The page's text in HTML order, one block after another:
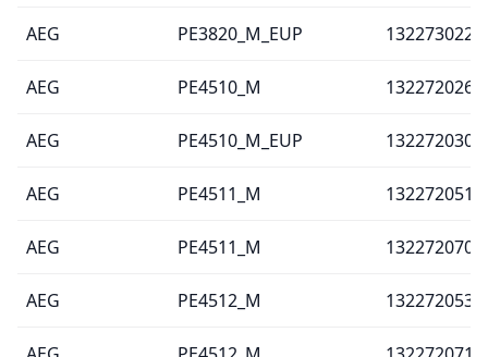
AEG PE3820_M_EUP 132273022
AEG PE4510_M 132272026
AEG PE4510_M_EUP 132272030
AEG PE4511_M 132272051
AEG PE4511_M 132272070
AEG PE4512_M 132272053